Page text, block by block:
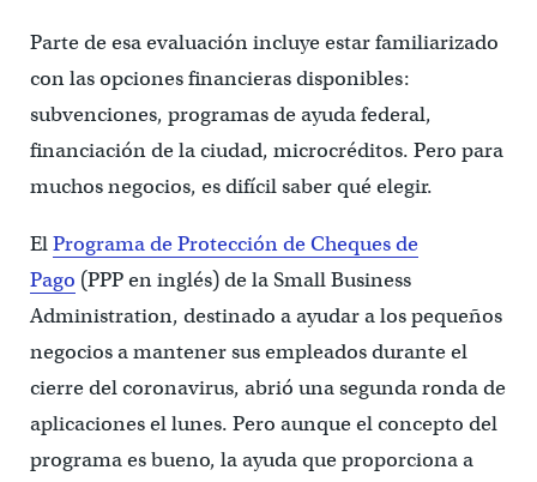
Parte de esa evaluación incluye estar familiarizado
con las opciones financieras disponibles:
subvenciones, programas de ayuda federal,
financiación de la ciudad, microcréditos. Pero para
muchos negocios, es difícil saber qué elegir.
ElPrograma de Protección de Cheques de
Pago (PPP en inglés) de la Small Business
Administration, destinado a ayudar a los pequeños
negocios a mantener sus empleados durante el
cierre del coronavirus, abrió una segunda ronda de
aplicaciones el lunes. Pero aunque el concepto del
programa es bueno, la ayuda que proporciona a